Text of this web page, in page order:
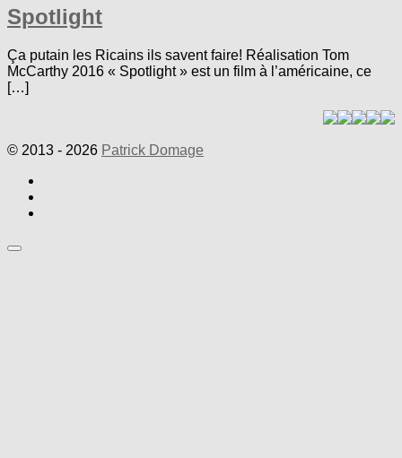
Spotlight
Ça putain les Ricains ils savent faire! Réalisation Tom
McCarthy 2016 « Spotlight » est un film à l’américaine, ce
[…]
© 2013 - 2026 Patrick Domage